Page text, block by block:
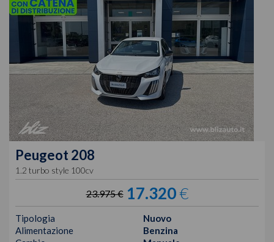
Peugeot 208
1.2 turbo style 100cv
23.975 € 17.320€
Tipologia
Nuovo
Alimentazione
Benzina